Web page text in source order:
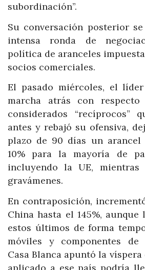
subordinación”.
Su conversación posterior
intensa ronda de
política de aranceles
socios comerciales.
El pasado miércoles, el
marcha atrás con
considerados “recíprocos”
antes y rebajó su ofensiva,
plazo de 90 días un arancel
10% para la mayoría de
incluyendo la UE, mientras
gravámenes.
En contraposición,
China hasta el 145%,
estos últimos de forma
móviles y componentes de
Casa Blanca apuntó la
aplicado a ese país podría